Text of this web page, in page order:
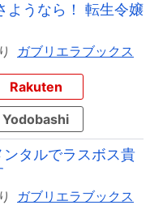
ようなら！ 転生令嬢
ガブリエラブックス
Rakuten
Yodobashi
タルでラスボス貴
ガブリエラブックス